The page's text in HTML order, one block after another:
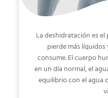
La deshidratación es
pierde más líquidos
consume. El cuerpo
en un día normal, el
equilibrio con el agua